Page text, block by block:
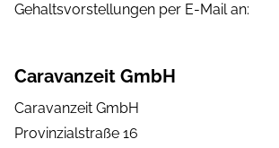
Gehaltsvorstellungen per E-Mail an:
Caravanzeit GmbH
Caravanzeit GmbH
Provinzialstraße 16